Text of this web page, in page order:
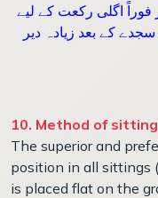
اگلی رکعت کے لیے
کے بعد زیادہ دیر
10. Method of
The superior and
position in all sittings (
is placed flat on the